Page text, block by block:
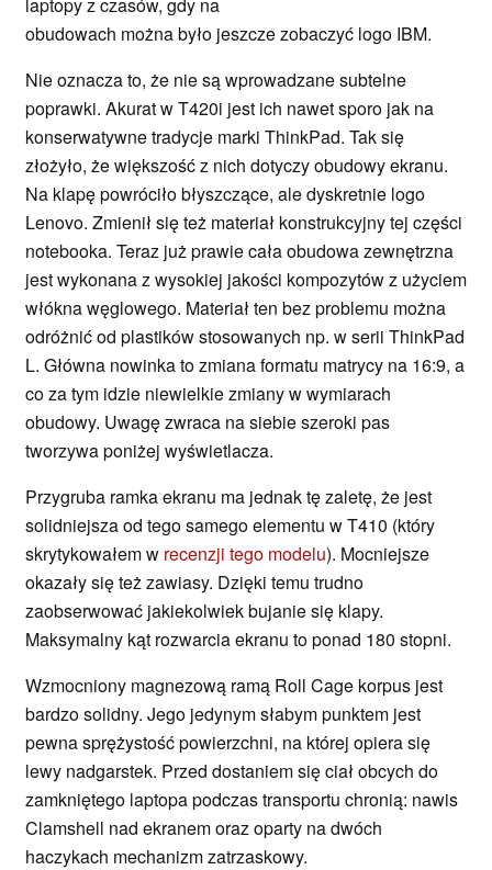
obudowach można było jeszcze zobaczyć logo IBM.
Nie oznacza to, że nie są wprowadzane subtelne
poprawki. Akurat w T420i jest ich nawet sporo jak na
konserwatywne tradycje marki ThinkPad. Tak się
złożyło, że większość z nich dotyczy obudowy ekranu.
Na klapę powróciło błyszczące, ale dyskretnie logo
Lenovo. Zmienił się też materiał konstrukcyjny tej części
notebooka. Teraz już prawie cała obudowa zewnętrzna
jest wykonana z wysokiej jakości kompozytów z użyciem
włókna węglowego. Materiał ten bez problemu można
odróżnić od plastików stosowanych np. w serii ThinkPad
L. Główna nowinka to zmiana formatu matrycy na 16:9, a
co za tym idzie niewielkie zmiany w wymiarach
obudowy. Uwagę zwraca na siebie szeroki pas
tworzywa poniżej wyświetlacza.
Przygruba ramka ekranu ma jednak tę zaletę, że jest
solidniejsza od tego samego elementu w T410 (który
skrytykowałem w recenzji tego modelu). Mocniejsze
okazały się też zawiasy. Dzięki temu trudno
zaobserwować jakiekolwiek bujanie się klapy.
Maksymalny kąt rozwarcia ekranu to ponad 180 stopni.
Wzmocniony magnezową ramą Roll Cage korpus jest
bardzo solidny. Jego jedynym słabym punktem jest
pewna sprężystość powierzchni, na której opiera się
lewy nadgarstek. Przed dostaniem się ciał obcych do
zamkniętego laptopa podczas transportu chronią: nawis
Clamshell nad ekranem oraz oparty na dwóch
haczykach mechanizm zatrzaskowy.